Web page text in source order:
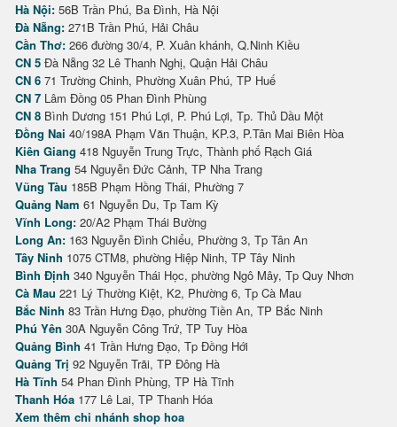
Hà Nội: 56B Trần Phú, Ba Đình, Hà Nội
Đà Nẵng: 271B Trần Phú, Hải Châu
Cần Thơ: 266 đường 30/4, P. Xuân khánh, Q.Ninh Kiều
CN 5 Đà Nẵng 32 Lê Thanh Nghị, Quận Hải Châu
CN 6 71 Trường Chinh, Phường Xuân Phú, TP Huế
CN 7 Lâm Đồng 05 Phan Đình Phùng
CN 8 Bình Dương 151 Phú Lợi, P. Phú Lợi, Tp. Thủ Dầu Một
Đồng Nai 40/198A Phạm Văn Thuận, KP.3, P.Tân Mai Biên Hòa
Kiên Giang 418 Nguyễn Trung Trực, Thành phố Rạch Giá
Nha Trang 54 Nguyễn Đức Cảnh, TP Nha Trang
Vũng Tàu 185B Phạm Hồng Thái, Phường 7
Quảng Nam 61 Nguyễn Du, Tp Tam Kỳ
Vĩnh Long: 20/A2 Phạm Thái Bường
Long An: 163 Nguyễn Đình Chiểu, Phường 3, Tp Tân An
Tây Ninh 1075 CTM8, phường Hiệp Ninh, TP Tây Ninh
Bình Định 340 Nguyễn Thái Học, phường Ngô Mây, Tp Quy Nhơn
Cà Mau 221 Lý Thường Kiệt, K2, Phường 6, Tp Cà Mau
Bắc Ninh 83 Trần Hưng Đạo, phường Tiền An, TP Bắc Ninh
Phú Yên 30A Nguyễn Công Trứ, TP Tuy Hòa
Quảng Bình 41 Trần Hưng Đạo, Tp Đồng Hới
Quảng Trị 92 Nguyễn Trãi, TP Đông Hà
Hà Tĩnh 54 Phan Đình Phùng, TP Hà Tĩnh
Thanh Hóa 177 Lê Lai, TP Thanh Hóa
Xem thêm chi nhánh shop hoa